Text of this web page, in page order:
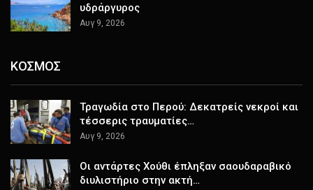
υδράργυρος
Αυγ 9, 2026
ΚΟΣΜΟΣ
Τραγωδία στο Περού: Δεκατρείς νεκροί και
τέσσερις τραυματίες…
Αυγ 9, 2026
Οι αντάρτες Χούθι έπληξαν σαουδαραβικό
διυλιστήριο στην ακτή…